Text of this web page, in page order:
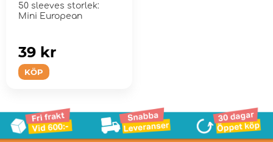
50 sleeves storlek:
Mini European
KÖP
39 kr